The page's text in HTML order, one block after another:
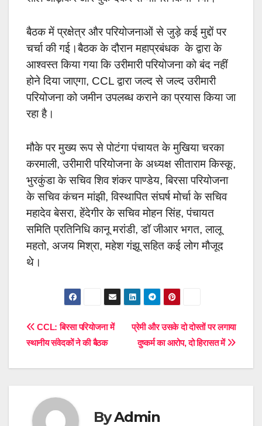
बैठक में प्रक्षेत्र और परियोजनाओं से जुड़े कई मुद्दों पर
चर्चा की गई।बैठक के दौरान महाप्रबंधक के द्वारा के
आश्वस्त किया गया कि उरीमारी परियोजना को बंद नहीं
होने दिया जाएगा, CCL द्वारा जल्द से जल्द उरीमारी
परियोजना को जमीन उपलब्ध कराने का प्रयास किया जा
रहा है।
मौके पर मुख्य रूप से पोटंगा पंचायत के मुखिया चरका
करमाली, उरीमारी परियोजना के अध्यक्ष सीताराम किस्कू,
भुरकुंडा के सचिव शिव शंकर पाण्डेय, बिरसा परियोजना
के सचिव कंचन मांझी, विस्थापित संघर्ष मोर्चा के सचिव
महादेव बेसरा, हेंदेगीर के सचिव मोहन सिंह, पंचायत
समिति प्रतिनिधि कानू मरांडी, डॉ जीआर भगत, लालू
महतो, अजय मिश्रा, महेश गंझू सहित कई लोग मौजूद
थे।
Post
navigation
प्रेमी और उसके दो दोस्तों पर लगाया
दुष्कर्म का आरोप, दो हिरासत में
CCL: बिरसा परियोजना में
स्थानीय संवेदकों ने की बैठक
ByAdmin